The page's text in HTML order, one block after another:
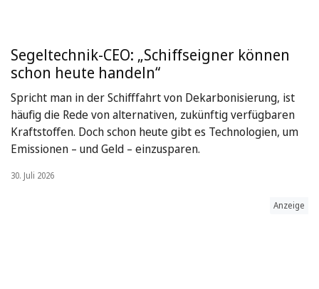
Segeltechnik-CEO: „Schiffseigner können
schon heute handeln“
Spricht man in der Schifffahrt von Dekarbonisierung, ist
häufig die Rede von alternativen, zukünftig verfügbaren
Kraftstoffen. Doch schon heute gibt es Technologien, um
Emissionen – und Geld – einzusparen.
30. Juli 2026
Anzeige